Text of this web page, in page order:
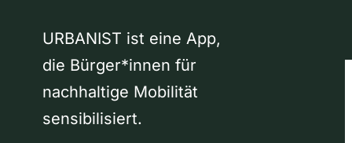
URBANIST ist eine App,
die Bürger*innen für
nachhaltige Mobilität
sensibilisiert.